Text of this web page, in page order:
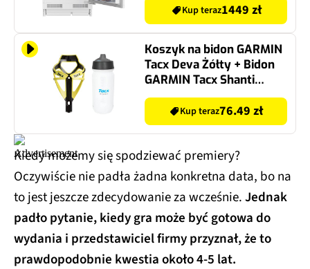
Kup teraz1449 zł
Koszyk na bidon GARMIN
Tacx Deva Żółty + Bidon
GARMIN Tacx Shanti
T5802 500 ml
Przezroczysty
Kup teraz76.49 zł
Kiedy możemy się spodziewać premiery?
Oczywiście nie padła żadna konkretna data, bo na
to jest jeszcze zdecydowanie za wcześnie.Jednak
padło pytanie, kiedy gra może być gotowa do
wydania i przedstawiciel firmy przyznał, że to
prawdopodobnie kwestia około 4-5 lat.